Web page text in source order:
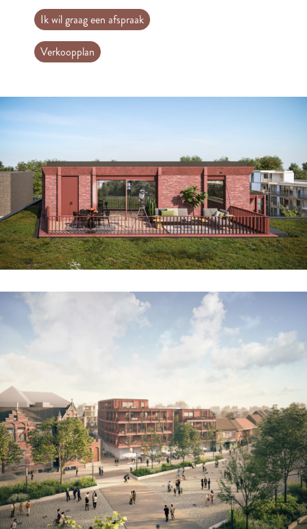
Ik wil graag een afspraak
Verkoopplan